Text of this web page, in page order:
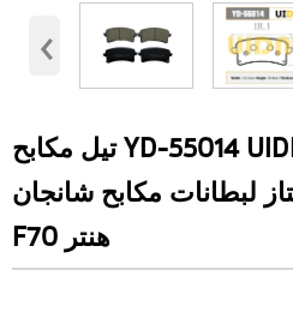
‹
YD-55014 UIDNU PC201058-0401 تيل مكابح
لبطانات مكابح شانجان
هنتر F70